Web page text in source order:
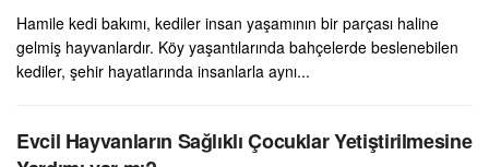
Hamile kedi bakımı, kediler insan yaşamının bir parçası haline
gelmiş hayvanlardır. Köy yaşantılarında bahçelerde beslenebilen
kediler, şehir hayatlarında insanlarla aynı...
Evcil Hayvanların Sağlıklı Çocuklar Yetiştirilmesine